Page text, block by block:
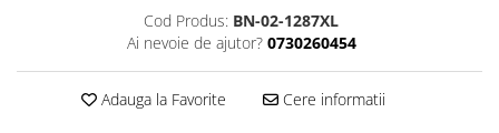
Masini de frezat cu batiu
Masini de frezat multifunctionale
Masini de frezat universale SERVO
Masini de frezat verticale
Cod Produs: BN-02-1287XL
Ai nevoie de ajutor? 0730260454
Adauga la Favorite Cere informatii